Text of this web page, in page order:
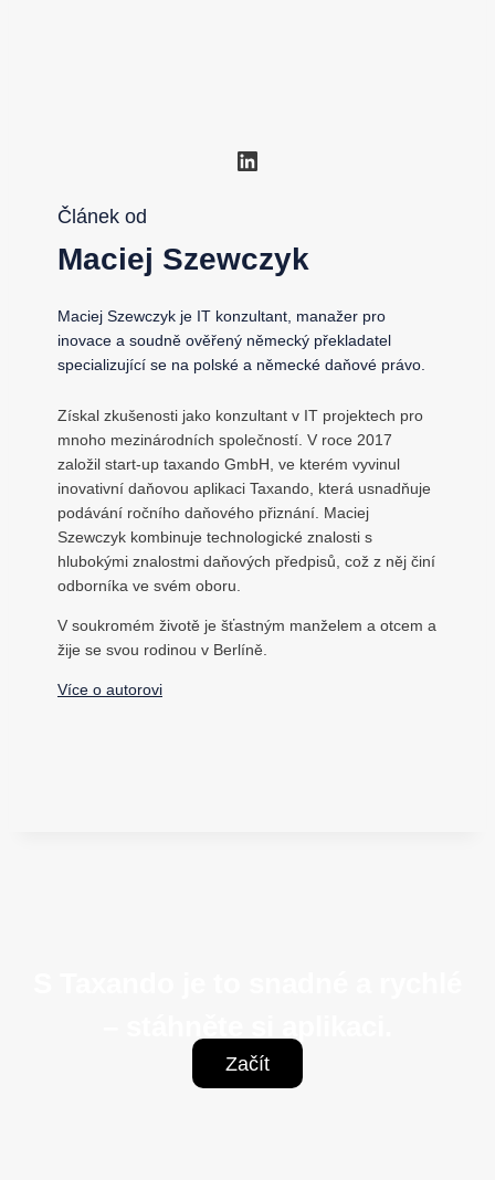
LinkedIn
Článek od
Maciej Szewczyk
Maciej Szewczyk je IT konzultant, manažer pro
inovace a soudně ověřený německý překladatel
specializující se na polské a německé daňové právo.
Získal zkušenosti jako konzultant v IT projektech pro
mnoho mezinárodních společností. V roce 2017
založil start-up taxando GmbH, ve kterém vyvinul
inovativní daňovou aplikaci Taxando, která usnadňuje
podávání ročního daňového přiznání. Maciej
Szewczyk kombinuje technologické znalosti s
hlubokými znalostmi daňových předpisů, což z něj činí
odborníka ve svém oboru.
V soukromém životě je šťastným manželem a otcem a
žije se svou rodinou v Berlíně.
Více o autorovi
Začít